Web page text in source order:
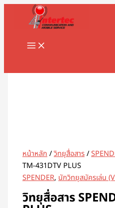
Skip
MAIN
MENU
หน้าหลัก/วิทยุสื่อสาร/
TM-431DTV PLUS
SPENDER,นักวิทยุสมัครเล่น
วิทยุสื่อสาร
จำนวน
วิทยุ
สื่อสาร
SPENDER